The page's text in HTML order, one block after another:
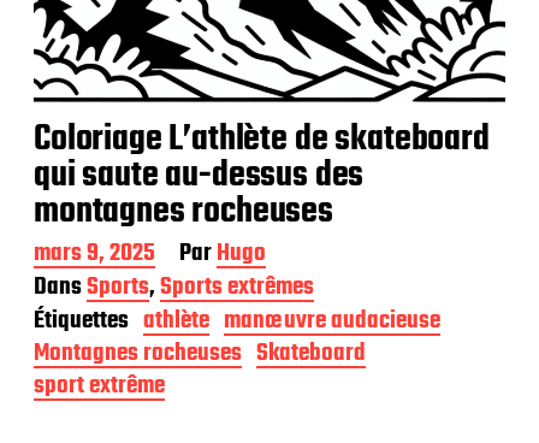
Coloriage L’athlète de skateboard
qui saute au-dessus des
montagnes rocheuses
D
a
t
e
d
e
p
mars 9, 2025 ParHugo
DansSports,Sports extrêmes
Étiquettes athlète manœuvre audacieuse
Montagnes rocheuses Skateboard
sport extrême